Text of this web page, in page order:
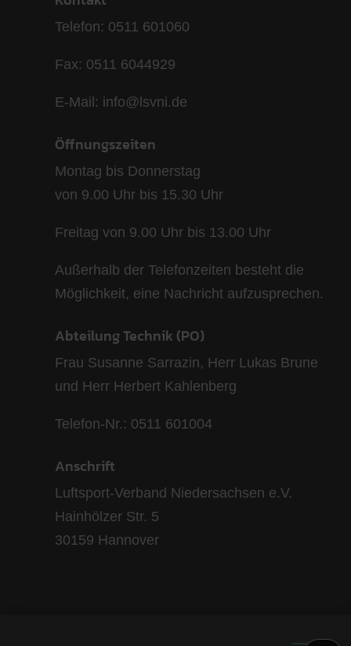
Telefon: 0511 601060
Fax: 0511 6044929
E-Mail: info@lsvni.de
Öffnungszeiten
Montag bis Donnerstag
von 9.00 Uhr bis 15.30 Uhr
Freitag von 9.00 Uhr bis 13.00 Uhr
Außerhalb der Telefonzeiten besteht die
Möglichkeit, eine Nachricht aufzusprechen.
Abteilung Technik (PO)
Frau Susanne Sarrazin, Herr Lukas Brune
und Herr Herbert Kahlenberg
Telefon-Nr.: 0511 601004
Anschrift
Luftsport-Verband Niedersachsen e.V.
Hainhölzer Str. 5
30159 Hannover